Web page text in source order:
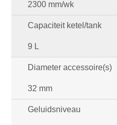
2300 mm/wk
Capaciteit ketel/tank
9 L
Diameter accessoire(s)
32 mm
Geluidsniveau